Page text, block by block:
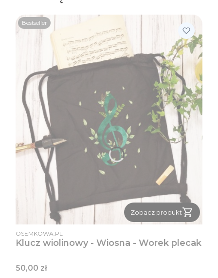
Bestseller
Zobacz produkt
PRODUCENT
OSEMKOWA.PL
Klucz wiolinowy - Wiosna - Worek plecak
Cena
50,00 zł